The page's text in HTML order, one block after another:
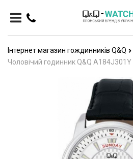
Інтернет магазин гождинників Q&Q
Чоловічий годинник Q&Q A184J301Y